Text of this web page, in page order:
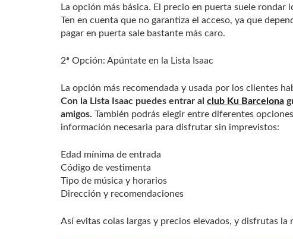
La opción más básica. El precio en puerta suele
Ten en cuenta que no garantiza el acceso, ya que
pagar en puerta sale bastante más caro.
2ª Opción: Apúntate en la Lista Isaac
La opción más recomendada y usada por los clientes
Con la Lista Isaac puedes entrar al club Ku Barcelona
amigos. También podrás elegir entre diferentes
información necesaria para disfrutar sin imprevistos:
Edad mínima de entrada
Código de vestimenta
Tipo de música y horarios
Dirección y recomendaciones
Así evitas colas largas y precios elevados, y disfrutas la